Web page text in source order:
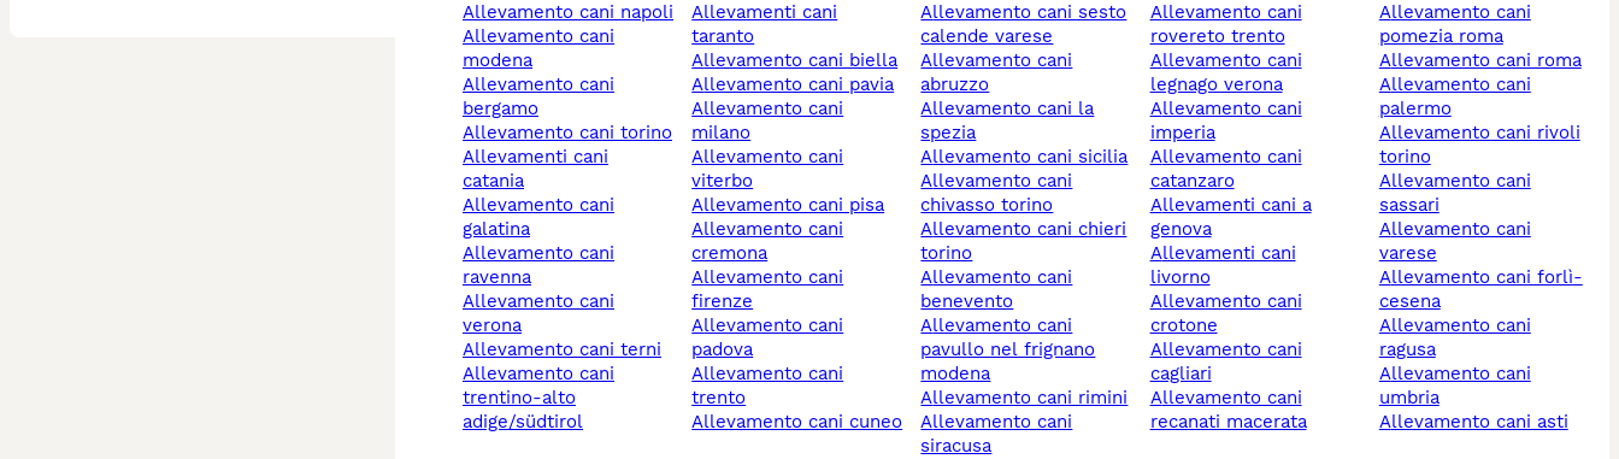
allevamento cani napoli
allevamento cani
modena
allevamento cani
bergamo
allevamento cani torino
allevamenti cani
catania
allevamento cani
galatina
allevamento cani
ravenna
allevamento cani
verona
allevamento cani terni
allevamento cani
trentino-alto
adige/südtirol
allevamenti cani
taranto
allevamento cani biella
allevamento cani pavia
allevamento cani
milano
allevamento cani
viterbo
allevamento cani pisa
allevamento cani
cremona
allevamento cani
firenze
allevamento cani
padova
allevamento cani
trento
allevamento cani cuneo
allevamento cani sesto
calende varese
allevamento cani
abruzzo
allevamento cani la
spezia
allevamento cani sicilia
allevamento cani
chivasso torino
allevamento cani chieri
torino
allevamento cani
benevento
allevamento cani
pavullo nel frignano
modena
allevamento cani rimini
allevamento cani
siracusa
allevamento cani
rovereto trento
allevamento cani
legnago verona
allevamento cani
imperia
allevamento cani
catanzaro
allevamenti cani a
genova
allevamenti cani
livorno
allevamento cani
crotone
allevamento cani
cagliari
allevamento cani
recanati macerata
allevamento cani
pomezia roma
allevamento cani roma
allevamento cani
palermo
allevamento cani rivoli
torino
allevamento cani
sassari
allevamento cani
varese
allevamento cani forlì-
cesena
allevamento cani
ragusa
allevamento cani
umbria
allevamento cani asti